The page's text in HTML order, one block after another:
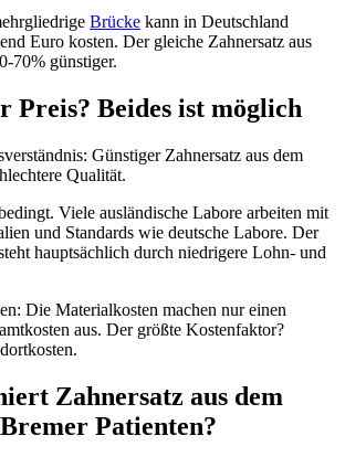
Brücke kann in Deutschland
Euro kosten. Der gleiche Zahnersatz aus
70% günstiger.
Preis? Beides ist möglich
Günstiger Zahnersatz aus dem
Qualität.
Viele ausländische Labore arbeiten mit
und Standards wie deutsche Labore. Der
hauptsächlich durch niedrigere Lohn- und
Die Materialkosten machen nur einen
aus. Der größte Kostenfaktor?
Zahnersatz aus dem
Patienten?